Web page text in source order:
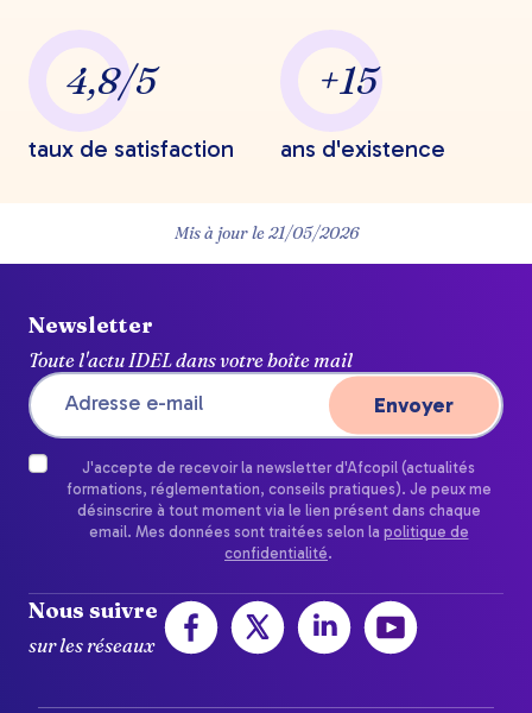
4,8/5
taux de satisfaction
+15
ans d'existence
Mis à jour le21/05/2026
Newsletter
Toute l'actu IDEL dans votre boîte mail
J'accepte de recevoir la newsletter d'Afcopil (actualités
formations, réglementation, conseils pratiques). Je peux me
désinscrire à tout moment via le lien présent dans chaque
email. Mes données sont traitées selon la politique de
confidentialité.
Nous suivre
sur les réseaux